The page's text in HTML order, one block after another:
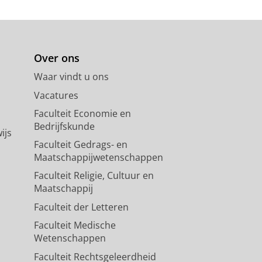
Over ons
Waar vindt u ons
Vacatures
Faculteit Economie en
Bedrijfskunde
Faculteit Gedrags- en
Maatschappijwetenschappen
Faculteit Religie, Cultuur en
Maatschappij
Faculteit der Letteren
Faculteit Medische
Wetenschappen
Faculteit Rechtsgeleerdheid